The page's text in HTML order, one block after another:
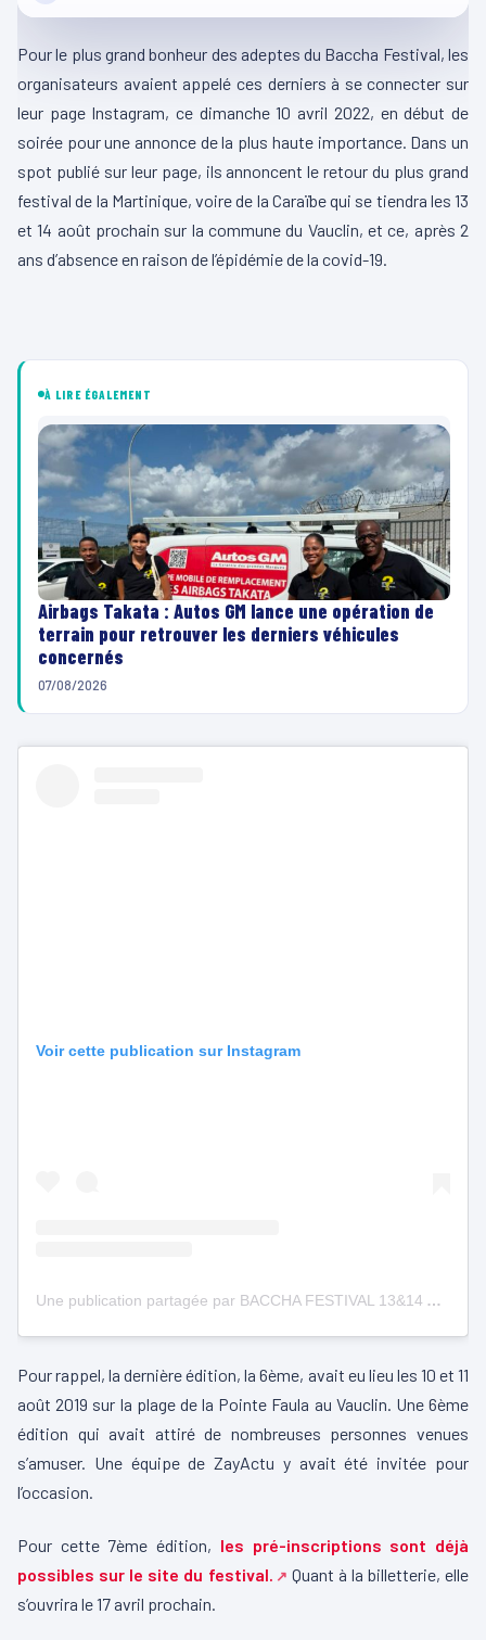
Pour le plus grand bonheur des adeptes du Baccha Festival, les
organisateurs avaient appelé ces derniers à se connecter sur
leur page Instagram, ce dimanche 10 avril 2022, en début de
soirée pour une annonce de la plus haute importance. Dans un
spot publié sur leur page, ils annoncent le retour du plus grand
festival de la Martinique, voire de la Caraïbe qui se tiendra les 13
et 14 août prochain sur la commune du Vauclin, et ce, après 2
ans d’absence en raison de l’épidémie de la covid-19.
À LIRE ÉGALEMENT
Airbags Takata : Autos GM lance une opération de
terrain pour retrouver les derniers véhicules
concernés
07/08/2026
Voir cette publication sur Instagram
Une publication partagée par BACCHA FESTIVAL 13&14 Août 2022 (@bacchafestival)
Pour rappel, la dernière édition, la 6ème, avait eu lieu les 10 et 11
août 2019 sur la plage de la Pointe Faula au Vauclin. Une 6ème
édition qui avait attiré de nombreuses personnes venues
s’amuser. Une équipe de ZayActu y avait été invitée pour
l’occasion.
Pour cette 7ème édition, les pré-inscriptions sont déjà
possibles sur le site du festival.
Quant à la billetterie, elle
s’ouvrira le 17 avril prochain.